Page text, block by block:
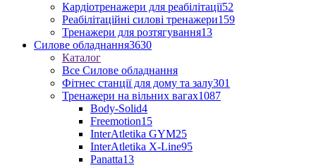
Кардіотренажери для реабілітації52
Реабілітаційні силові тренажери159
Тренажери для розтягування13
Силове обладнання3630
Каталог
Все Силове обладнання
Фітнес станції для дому та залу301
Тренажери на вільних вагах1087
Body-Solid4
Freemotion15
InterAtletika GYM25
InterAtletika X-Line95
Panatta13